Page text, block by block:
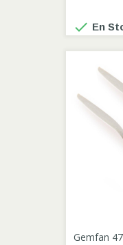
 En
Gemfan